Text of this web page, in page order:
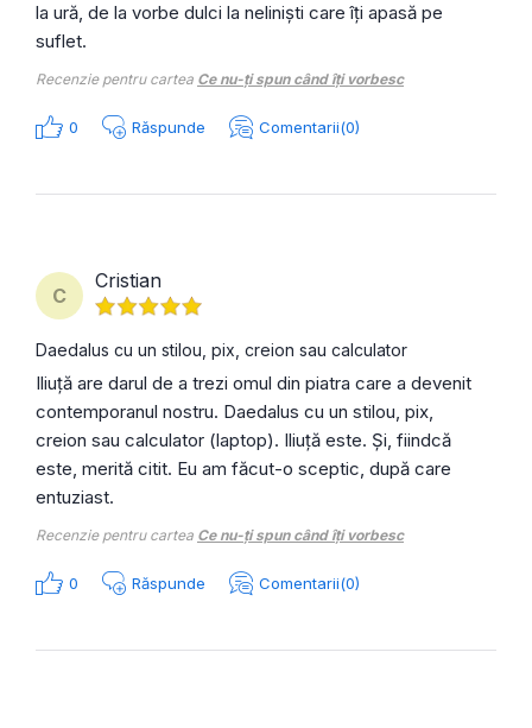
la ură, de la vorbe dulci la neliniști care îți apasă pe
suflet.
Recenzie pentru cartea Ce nu-ți spun când îți vorbesc
0 Răspunde Comentarii(0)
C
Cristian
Daedalus cu un stilou, pix, creion sau calculator
Iliuță are darul de a trezi omul din piatra care a devenit
contemporanul nostru. Daedalus cu un stilou, pix,
creion sau calculator (laptop). Iliuță este. Și, fiindcă
este, merită citit. Eu am făcut-o sceptic, după care
entuziast.
Recenzie pentru cartea Ce nu-ți spun când îți vorbesc
0 Răspunde Comentarii(0)